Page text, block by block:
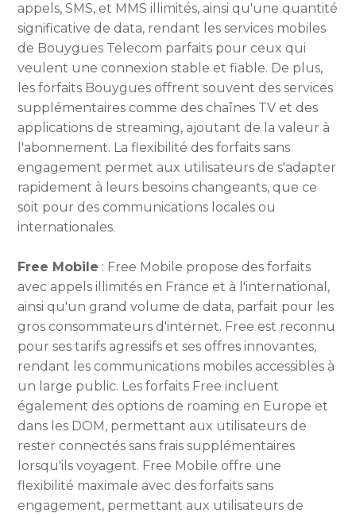
appels, SMS, et MMS illimités, ainsi qu'une quantité
significative de data, rendant les services mobiles
de Bouygues Telecom parfaits pour ceux qui
veulent une connexion stable et fiable. De plus,
les forfaits Bouygues offrent souvent des services
supplémentaires comme des chaînes TV et des
applications de streaming, ajoutant de la valeur à
l'abonnement. La flexibilité des forfaits sans
engagement permet aux utilisateurs de s'adapter
rapidement à leurs besoins changeants, que ce
soit pour des communications locales ou
internationales.
Free Mobile : Free Mobile propose des forfaits
avec appels illimités en France et à l'international,
ainsi qu'un grand volume de data, parfait pour les
gros consommateurs d'internet. Free est reconnu
pour ses tarifs agressifs et ses offres innovantes,
rendant les communications mobiles accessibles à
un large public. Les forfaits Free incluent
également des options de roaming en Europe et
dans les DOM, permettant aux utilisateurs de
rester connectés sans frais supplémentaires
lorsqu'ils voyagent. Free Mobile offre une
flexibilité maximale avec des forfaits sans
engagement, permettant aux utilisateurs de